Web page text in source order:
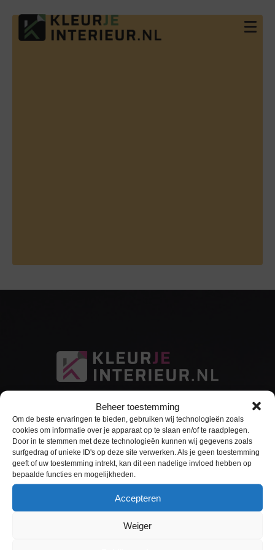
Beheer toestemming
Om de beste ervaringen te bieden, gebruiken wij technologieën zoals
cookies om informatie over je apparaat op te slaan en/of te raadplegen.
Door in te stemmen met deze technologieën kunnen wij gegevens zoals
surfgedrag of unieke ID's op deze site verwerken. Als je geen toestemming
geeft of uw toestemming intrekt, kan dit een nadelige invloed hebben op
bepaalde functies en mogelijkheden.
Accepteren
Weiger
Sitemap
Home
Interieurfolie